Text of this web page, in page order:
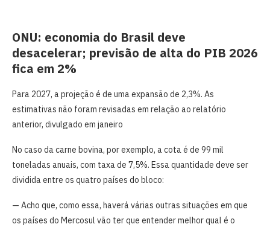
ONU: economia do Brasil deve
desacelerar; previsão de alta do PIB 2026
fica em 2%
Para 2027, a projeção é de uma expansão de 2,3%. As
estimativas não foram revisadas em relação ao relatório
anterior, divulgado em janeiro
No caso da carne bovina, por exemplo, a cota é de 99 mil
toneladas anuais, com taxa de 7,5%. Essa quantidade deve ser
dividida entre os quatro países do bloco:
— Acho que, como essa, haverá várias outras situações em que
os países do Mercosul vão ter que entender melhor qual é o